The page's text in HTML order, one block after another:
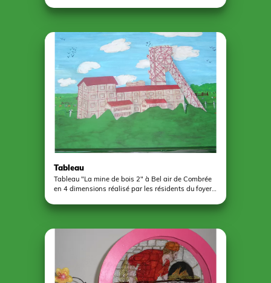
Tableau
Tableau "La mine de bois 2" à Bel air de Combrée
en 4 dimensions réalisé par les résidents du foyer
sur place, les expositions de Centrale 7.